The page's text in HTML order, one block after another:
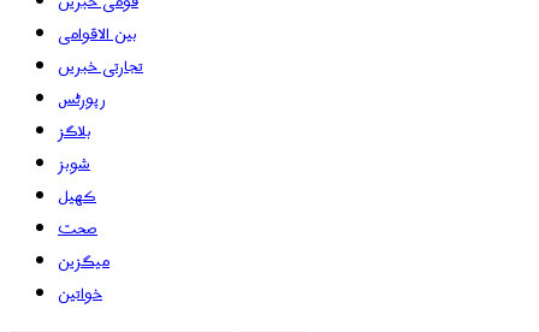
بین الاقوامی
تجارتی خبریں
رپورٹس
بلاگز
شوبز
کھیل
صحت
میگزین
خواتین